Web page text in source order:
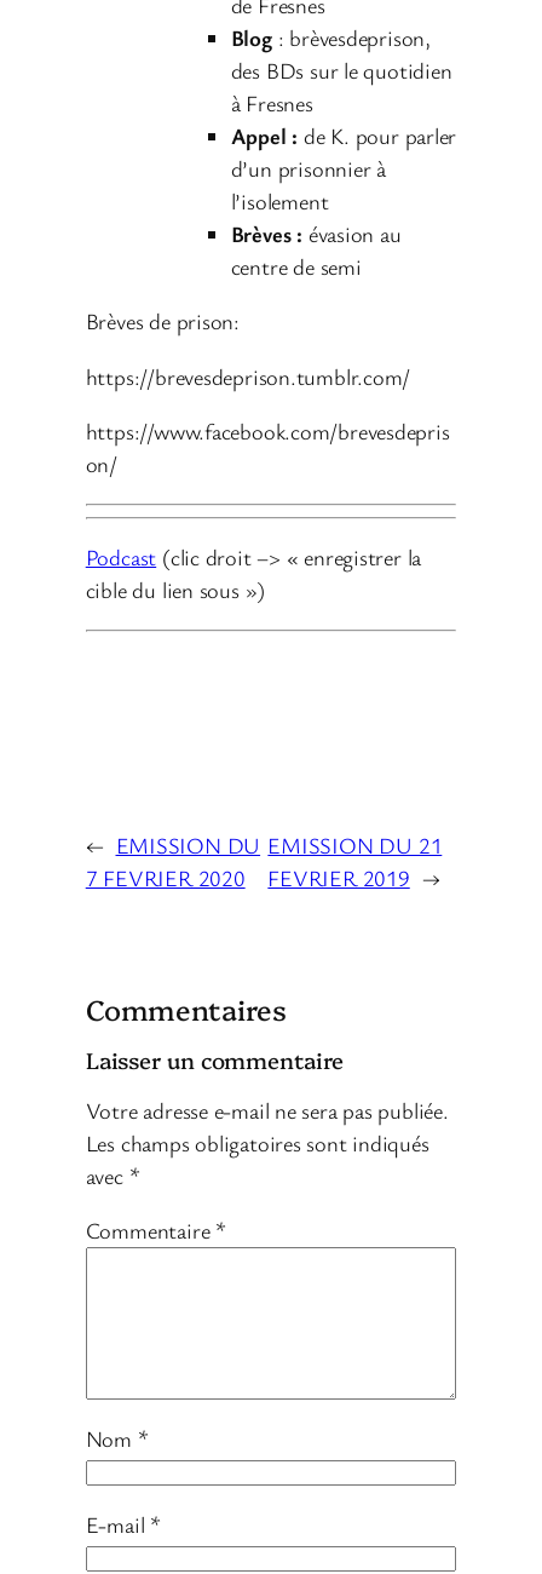
Blog : brèvesdeprison,
des BDs sur le quotidien
à Fresnes
Appel : de K. pour parler
d’un prisonnier à
l’isolement
Brèves : évasion au
centre de semi
Brèves de prison:
https://brevesdeprison.tumblr.com/
https://www.facebook.com/brevesdepris
on/
Podcast (clic droit –> « enregistrer la
cible du lien sous »)
← EMISSION DU
7 FEVRIER 2020
EMISSION DU 21
FEVRIER 2019 →
Commentaires
Laisser un commentaire
Votre adresse e-mail ne sera pas publiée.
Les champs obligatoires sont indiqués
avec *
Commentaire *
Nom *
E-mail *